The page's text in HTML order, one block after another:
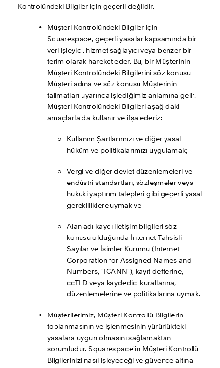
Kontrolündeki Bilgiler için geçerli değildir.
Müşteri Kontrolündeki Bilgiler için
Squarespace, geçerli yasalar kapsamında bir
veri işleyici, hizmet sağlayıcı veya benzer bir
terim olarak hareket eder. Bu, bir Müşterinin
Müşteri Kontrolündeki Bilgilerini söz konusu
Müşteri adına ve söz konusu Müşterinin
talimatları uyarınca işlediğimiz anlamına gelir.
Müşteri Kontrolündeki Bilgileri aşağıdaki
amaçlarla da kullanır ve ifşa ederiz:
Kullanım Şartlarımızı ve diğer yasal
hüküm ve politikalarımızı uygulamak;
Vergi ve diğer devlet düzenlemeleri ve
endüstri standartları, sözleşmeler veya
hukuki yaptırım talepleri gibi geçerli yasal
gerekliliklere uymak ve
Alan adı kaydı iletişim bilgileri söz
konusu olduğunda İnternet Tahsisli
Sayılar ve İsimler Kurumu (Internet
Corporation for Assigned Names and
Numbers, "ICANN"), kayıt defterine,
ccTLD veya kaydedici kurallarına,
düzenlemelerine ve politikalarına uymak.
Müşterilerimiz, Müşteri Kontrollü Bilgilerin
toplanmasının ve işlenmesinin yürürlükteki
yasalara uygun olmasını sağlamaktan
sorumludur. Squarespace'in Müşteri Kontrollü
Bilgilerinizi nasıl işleyeceği ve güvence altına